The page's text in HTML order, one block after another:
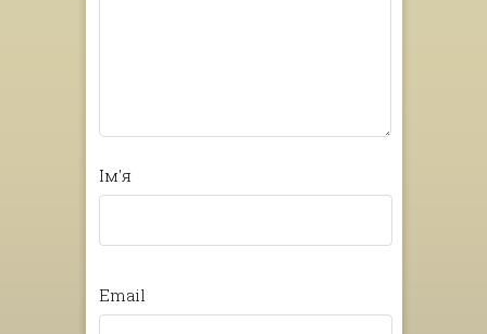
Ім'я
Email